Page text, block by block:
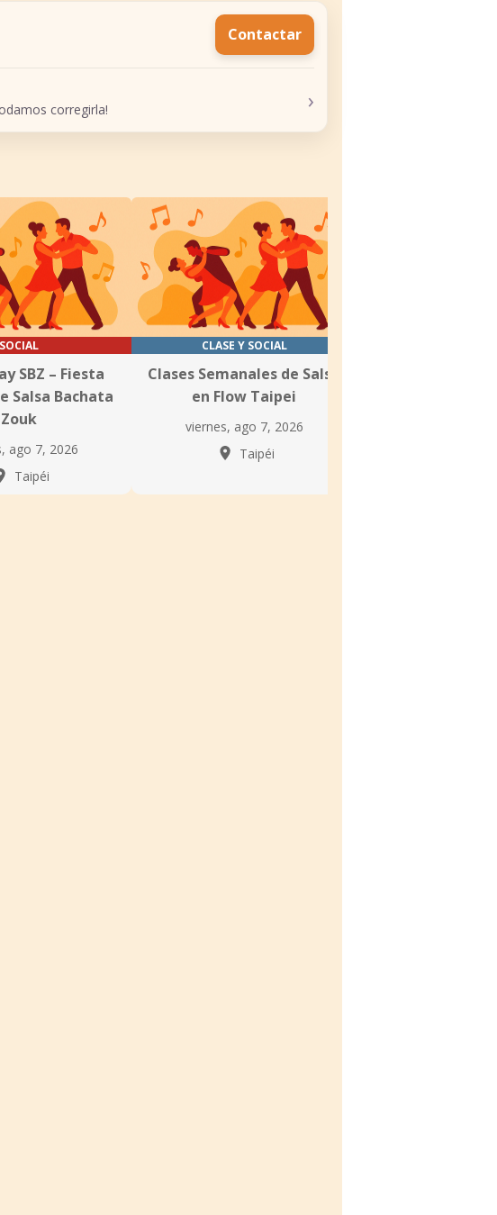
Contactar
corregirla! ›
SOCIAL
SBZ – Fiesta
Salsa Bachata
Zouk
ago 7, 2026
Taipéi
CLASE Y SOCIAL
Clases Semanales de Salsa
en Flow Taipei
viernes, ago 7, 2026
Taipéi